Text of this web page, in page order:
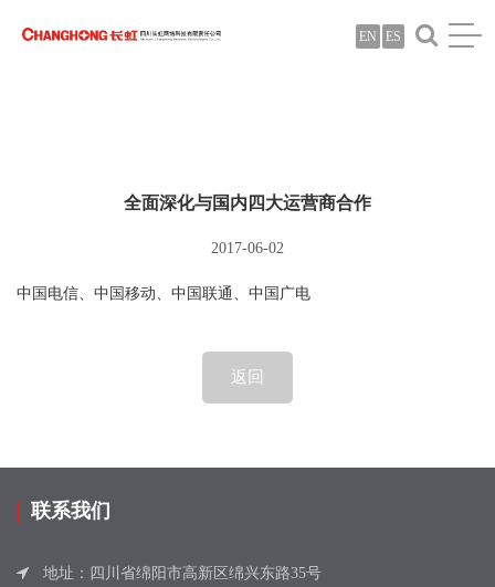
ES
EN
全面深化与国内四大运营商合作
2017-06-02
中国电信、中国移动、中国联通、中国广电
返回
联系我们
地址：四川省绵阳市高新区绵兴东路35号